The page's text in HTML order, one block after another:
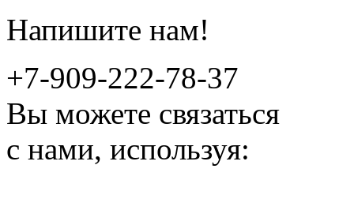
Напишите нам!
+7-909-222-78-37
Вы можете связаться
с нами, используя: